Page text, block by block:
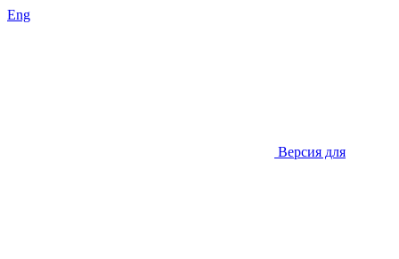
Eng
Версия для